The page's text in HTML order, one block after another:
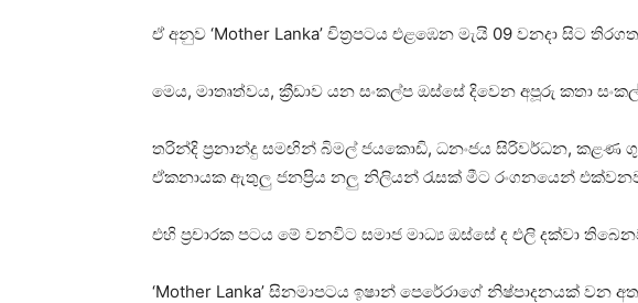
ඒ අනුව ‘Mother Lanka’ චිත්‍රපටය එළඹෙන මැයි 09 වනදා සිට
මෙය, මාතෘත්වය, ක්‍රීඩාව යන සංකල්ප ඔස්සේ දිවෙන අපූරු කතා
තරින්දි ප්‍රනාන්දු සමඟින් බිමල් ජයකොඩි, ධනංජය සිරිවර්ධන,
ඒකනායක ඇතුලු ජනප්‍රිය නලු නිලියන් රැසක් මීට රංගනයෙන්
එහි ප්‍රචාරක පටය මේ වනවිට සමාජ මාධ්‍ය ඔස්සේ ද එලි දක්වා
‘Mother Lanka’ සිනමාපටය ඉෂාන් පෙරේරාගේ නිෂ්පාදනයක් වන